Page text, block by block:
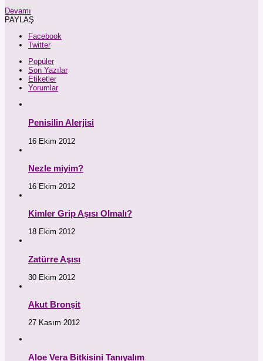
Devamı
PAYLAŞ
Facebook
Twitter
Popüler
Son Yazılar
Etiketler
Yorumlar
Penisilin Alerjisi
16 Ekim 2012
Nezle miyim?
16 Ekim 2012
Kimler Grip Aşısı Olmalı?
18 Ekim 2012
Zatürre Aşısı
30 Ekim 2012
Akut Bronşit
27 Kasım 2012
Aloe Vera Bitkisini Tanıyalım